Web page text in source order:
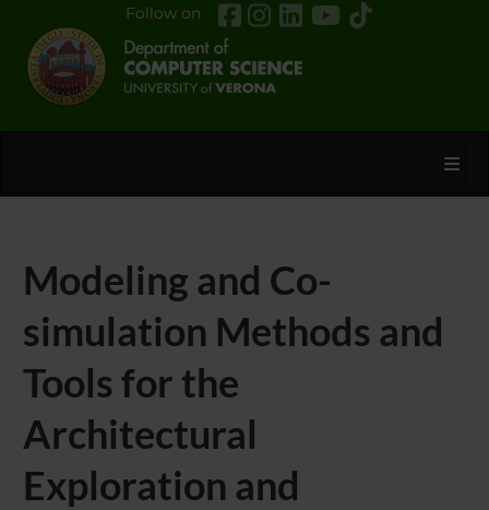
Follow on
Modeling and Co-
simulation Methods and
Tools for the
Architectural
Exploration and